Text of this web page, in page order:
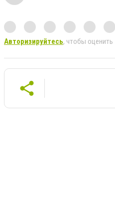
Авторизируйтесь, чтобы оценить